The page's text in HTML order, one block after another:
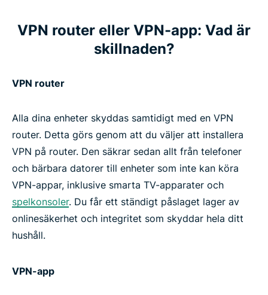
VPN router eller VPN-app: Vad är
skillnaden?
VPN router
Alla dina enheter skyddas samtidigt med en VPN
router. Detta görs genom att du väljer att installera
VPN på router. Den säkrar sedan allt från telefoner
och bärbara datorer till enheter som inte kan köra
VPN-appar, inklusive smarta TV-apparater och
spelkonsoler. Du får ett ständigt påslaget lager av
onlinesäkerhet och integritet som skyddar hela ditt
hushåll.
VPN-app